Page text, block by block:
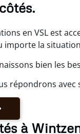
en VSL est
importe la
bien les
répondrons avec
à